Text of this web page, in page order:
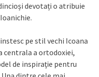
devotați o atribuie
pe stil vechi Icoana
centrala a ortodoxiei,
de inspiraţie pentru